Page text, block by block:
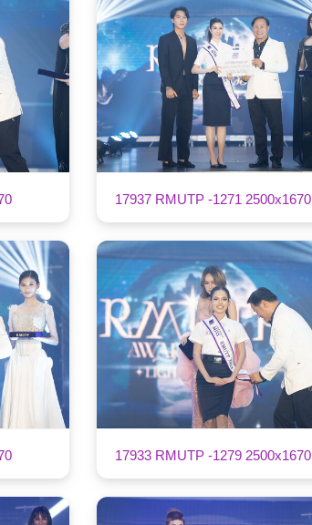
17937 RMUTP -1271 2500x1670
17933 RMUTP -1279 2500x1670